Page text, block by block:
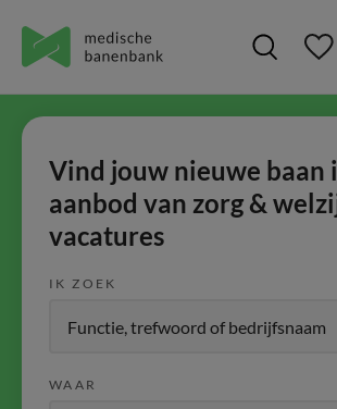
Vind jouw nieuwe baan
aanbod van zorg &
vacatures
IK ZOEK
WAAR